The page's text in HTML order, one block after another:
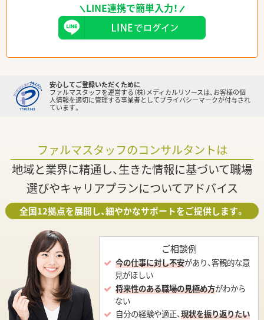
LINE連携で簡単入力！
安心してご登録いただくために
ファルマスタッフを運営する（株）メディカルリソースは、お客様の個
人情報を適切に管理する事業者としてプライバシーマークが付与され
ています。
ファルマスタッフのコンサルタントは
地域と業界に精通し、生きた情報に基づいて職場
選びやキャリアプランについてアドバイス
全国12拠点を展開し、細やかなサポートをご提供します。
ご相談例
今の仕事に対し不安があり、客観的な意
見がほしい
将来性のある職場の見極め方がわから
ない
自分の経験や適正、現状を振り返りたい